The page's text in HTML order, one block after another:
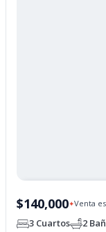
$140,000✦Venta
3 Cuartos 2